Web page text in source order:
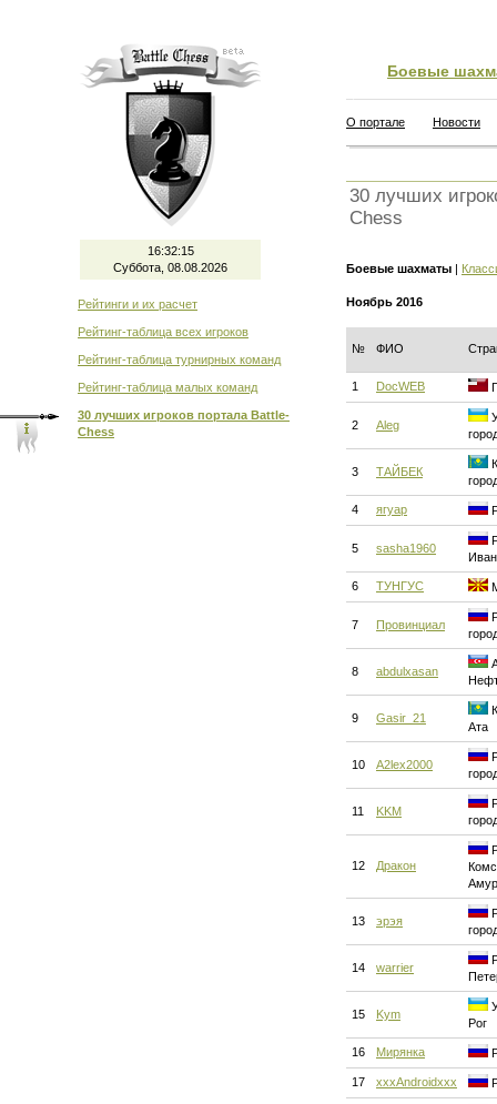
16:32:15
Суббота, 08.08.2026
Рейтинги и их расчет
Рейтинг-таблица всех игроков
Рейтинг-таблица турнирных команд
Рейтинг-таблица малых команд
30 лучших игроков портала Battle-
Chess
Боевые
О портале Новости
30 лучших
Chess
Боевые шахматы |
Ноябрь 2016
№ ФИО
1 DocWEB
2 Aleg
3 ТАЙБЕК
4 ягуар
5 sasha1960
6 ТУНГУС
7 Провинциал
8 abdulxasan
9 Gasir_21
Ата
10 A2lex2000
11 KKM
12 Дракон
13 эрэя
14 warrier
15 Kym
Рог
16 Мирянка
17 xxxAndroidxxx